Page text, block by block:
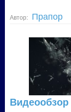
Автор: Прапор